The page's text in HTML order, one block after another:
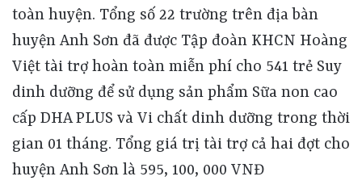
toàn huyện. Tổng số 22 trường trên địa bàn
huyện Anh Sơn đã được Tập đoàn KHCN Hoàng
Việt tài trợ hoàn toàn miễn phí cho 541 trẻ Suy
dinh dưỡng để sử dụng sản phẩm Sữa non cao
cấp DHA PLUS và Vi chất dinh dưỡng trong thời
gian 01 tháng. Tổng giá trị tài trợ cả hai đợt cho
huyện Anh Sơn là 595, 100, 000 VNĐ